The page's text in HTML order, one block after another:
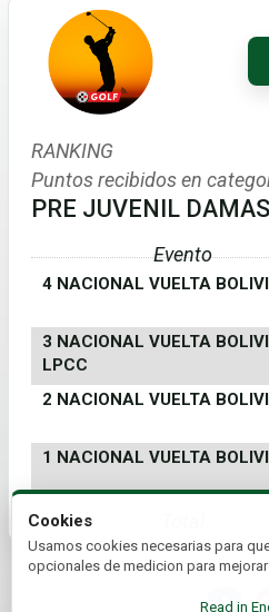
RANKING
Puntos recibidos en
PRE JUVENIL DAMAS
Evento
4 NACIONAL VUELTA
3 NACIONAL VUELTA
LPCC
2 NACIONAL VUELTA
1 NACIONAL VUELTA
Cookies
Usamos cookies necesarias para
opcionales de medicion para
Read in